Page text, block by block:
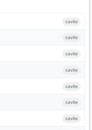
cavite
cavite
cavite
cavite
cavite
cavite
cavite